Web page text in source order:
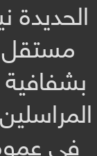
الحديدة
مستقل
في